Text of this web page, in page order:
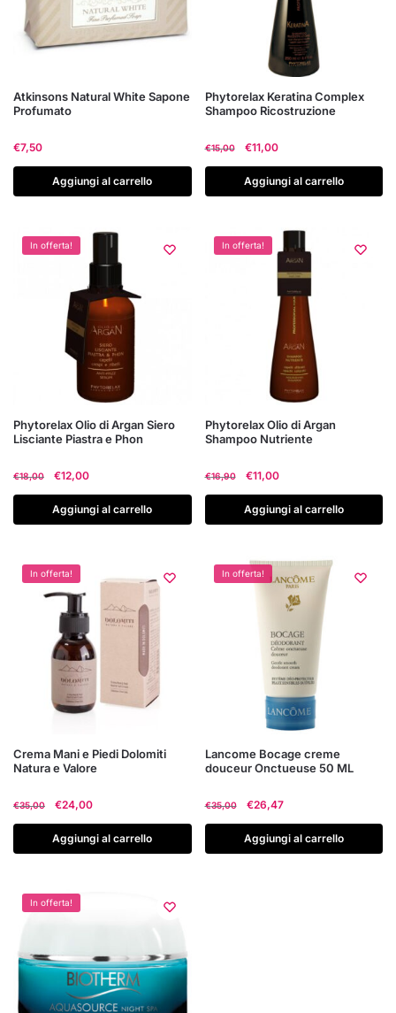
Atkinsons Natural White Sapone
Profumato
€7,50
Aggiungi al carrello
Phytorelax Keratina Complex
Shampoo Ricostruzione
€15,00
Il
originale
era:
€11,00
attuale
è:
Aggiungi al carrello
In offerta!
Phytorelax Olio di Argan Siero
Lisciante Piastra e Phon
€18,00
Il
prezzo
originale
era:
€12,00
prezzo
attuale
è:
Aggiungi al carrello
In offerta!
Phytorelax Olio di Argan
Shampoo Nutriente
€16,90
Il
prezzo
originale
era:
€11,00
prezzo
attuale
è:
Aggiungi al carrello
In offerta!
Crema Mani e Piedi Dolomiti
Natura e Valore
€35,00
Il
originale
era:
€24,00
attuale
è:
Aggiungi al carrello
In offerta!
Lancome Bocage creme
douceur Onctueuse 50 ML
€35,00
Il
originale
era:
€26,47
attuale
è:
Aggiungi al carrello
In offerta!